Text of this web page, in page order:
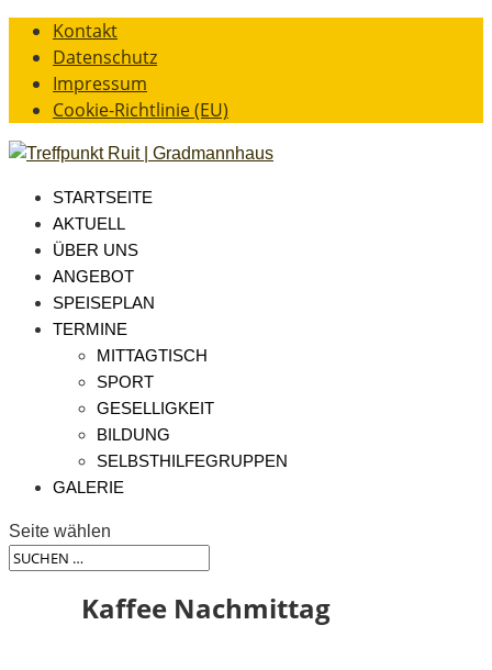
Kontakt
Datenschutz
Impressum
Cookie-Richtlinie (EU)
STARTSEITE
AKTUELL
ÜBER UNS
ANGEBOT
SPEISEPLAN
TERMINE
MITTAGTISCH
SPORT
GESELLIGKEIT
BILDUNG
SELBSTHILFEGRUPPEN
GALERIE
Seite wählen
Kaffee Nachmittag